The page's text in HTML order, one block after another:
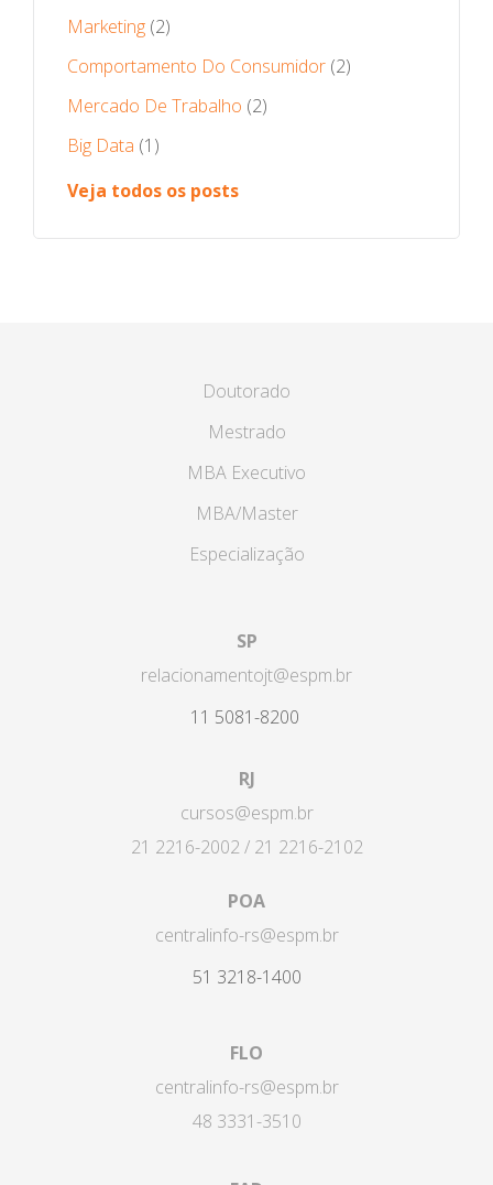
Marketing (2)
Comportamento Do Consumidor (2)
Mercado De Trabalho (2)
Big Data (1)
Veja todos os posts
Doutorado
Mestrado
MBA Executivo
MBA/Master
Especialização
SP
relacionamentojt@espm.br
11 5081-8200
RJ
cursos@espm.br
21 2216-2002 / 21 2216-2102
POA
centralinfo-rs@espm.br
51 3218-1400
FLO
centralinfo-rs@espm.br
48 3331-3510